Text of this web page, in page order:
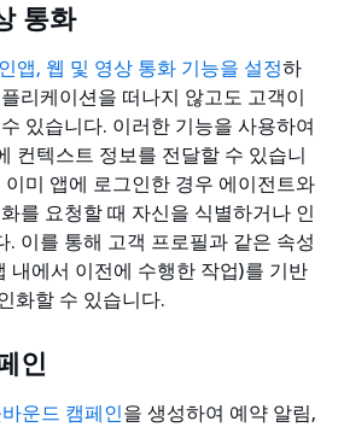
통화
앱, 웹 및 영상 통화 기능을 설정하
리케이션을 떠나지 않고도 고객이
있습니다. 이러한 기능을 사용하여
컨텍스트 정보를 전달할 수 있습니
미 앱에 로그인한 경우 에이전트와
를 요청할 때 자신을 식별하거나 인
. 이를 통해 고객 프로필과 같은 속성
내에서 이전에 수행한 작업)를 기반
화할 수 있습니다.
인
운드 캠페인을 생성하여 예약 알림,